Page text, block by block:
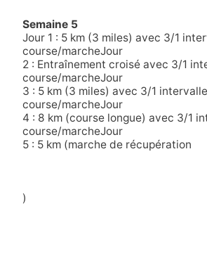
Semaine 5
Jour 1 : 5 km (3 miles) avec 3/1
course/marcheJour
2 : Entraînement croisé avec 3/1
course/marcheJour
3 : 5 km (3 miles) avec 3/1
course/marcheJour
4 : 8 km (course longue) avec 3/1
course/marcheJour
5 : 5 km (marche de récupération
)